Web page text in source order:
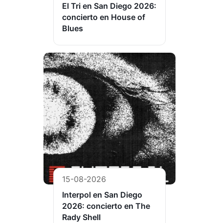
El Tri en San Diego 2026:
concierto en House of
Blues
15-08-2026
Interpol en San Diego
2026: concierto en The
Rady Shell